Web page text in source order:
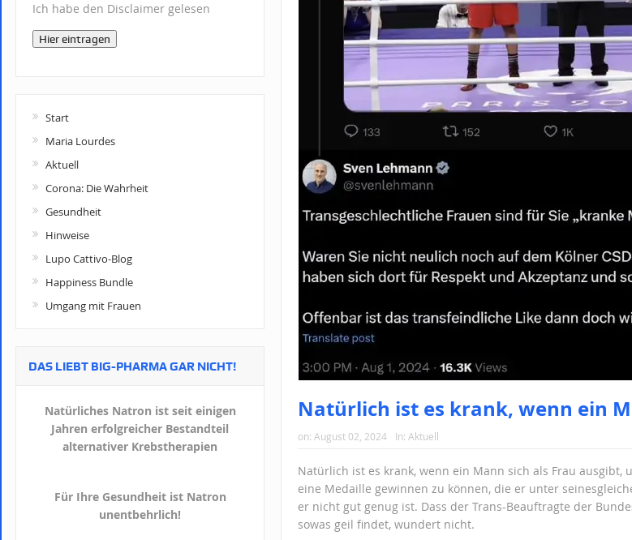
Natürlich ist es krank, wenn ein
on: August 02, 2024 In: Aktuell
Natürlich ist es krank, wenn ein Mann sich als Frau ausgibt,
eine Medaille gewinnen zu können, die er unter
er nicht gut genug ist. Dass der Trans-Beauftragte der
sowas geil findet, wundert nicht.
Ich habe den Disclaimer gelesen
Hier eintragen
Start
Maria Lourdes
Aktuell
Corona: Die Wahrheit
Gesundheit
Hinweise
Lupo Cattivo-Blog
Happiness Bundle
Umgang mit Frauen
DAS LIEBT BIG-PHARMA GAR NICHT!
Natürliches Natron ist seit einigen
Jahren erfolgreicher Bestandteil
alternativer Krebstherapien
Für Ihre Gesundheit ist Natron
unentbehrlich!